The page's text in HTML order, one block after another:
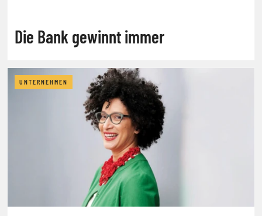
Die Bank gewinnt immer
UNTERNEHMEN